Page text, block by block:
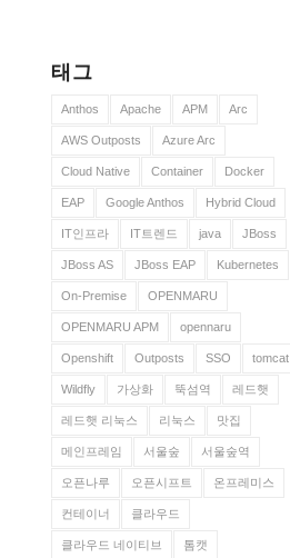
태그
Anthos Apache APM Arc
AWS Outposts Azure Arc
Cloud Native Container Docker
EAP Google Anthos Hybrid Cloud
IT인프라 IT트렌드 java JBoss
JBoss AS JBoss EAP Kubernetes
On-Premise OPENMARU
OPENMARU APM opennaru
Openshift Outposts SSO tomcat
Wildfly 가상화 뚝섬역 레드햇
레드햇 리눅스 리눅스 맛집
메인프레임 서울숲 서울숲역
오픈나루 오픈시프트 온프레미스
컨테이너 클라우드
클라우드 네이티브 톰캣